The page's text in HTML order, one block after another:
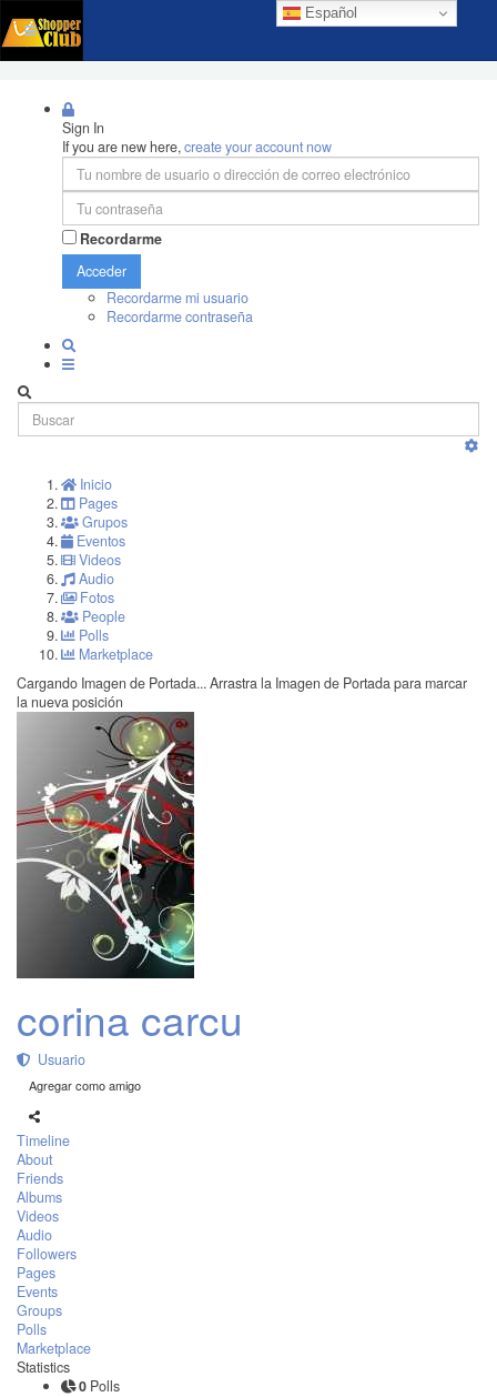
Español
Sign In
If you are new here,create your account now
Recordarme
Acceder
Recordarme mi usuario
Recordarme contraseña
Inicio
Pages
Grupos
Eventos
Videos
Audio
Fotos
People
Polls
Marketplace
Cargando Imagen de Portada... Arrastra la Imagen de Portada para marcar
la nueva posición
corina carcu
Usuario
Agregar como amigo
Timeline
About
Friends
Albums
Videos
Audio
Followers
Pages
Events
Groups
Polls
Marketplace
Statistics
0 Polls